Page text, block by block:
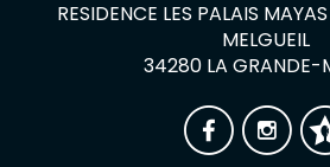
RESIDENCE LES PALAIS
MELGUEIL
34280 LA GRANDE-